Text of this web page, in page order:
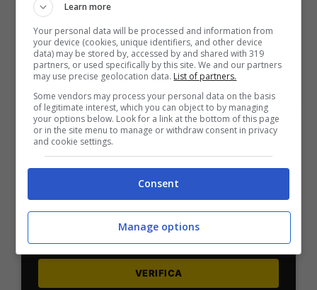
2050€
VERIFICA
Mostra Informazioni
50% sul deposito fino a 50€
1000€
VERIFICA
Learn more
Your personal data will be processed and information from
your device (cookies, unique identifiers, and other device
data) may be stored by, accessed by and shared with 319
partners, or used specifically by this site. We and our partners
may use precise geolocation data. List of partners.
Some vendors may process your personal data on the basis
of legitimate interest, which you can object to by managing
your options below. Look for a link at the bottom of this page
or in the site menu to manage or withdraw consent in privacy
and cookie settings.
Consent
Manage options